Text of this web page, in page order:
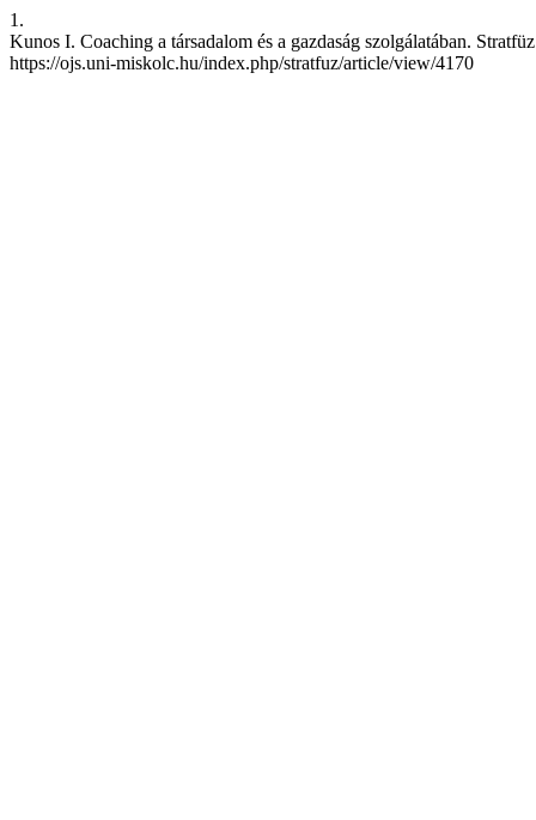
1.
Kunos I. Coaching a társadalom és a gazdaság szolgálatában.
https://ojs.uni-miskolc.hu/index.php/stratfuz/article/view/4170